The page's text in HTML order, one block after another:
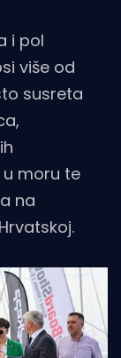
i pol
više od
susreta
moru te
na